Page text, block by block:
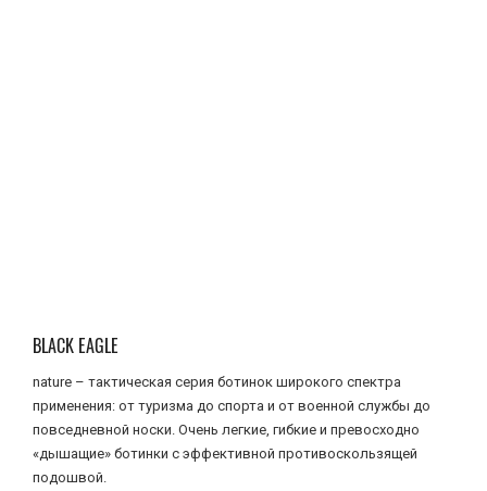
BLACK EAGLE
nature – тактическая серия ботинок широкого спектра
применения: от туризма до спорта и от военной службы до
повседневной носки. Очень легкие, гибкие и превосходно
«дышащие» ботинки с эффективной противоскользящей
подошвой.